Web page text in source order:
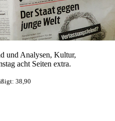
und Analysen, Kultur,
acht Seiten extra.
38,90